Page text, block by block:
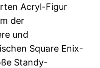
Acryl-Figur
der
und
Square Enix-
Standy-